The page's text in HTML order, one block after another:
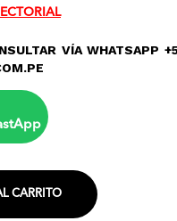
VÍA WHATSAPP
CARRITO